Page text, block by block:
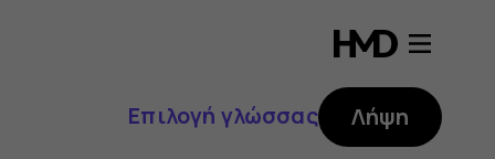
Επιλογή γλώσσας Λήψη